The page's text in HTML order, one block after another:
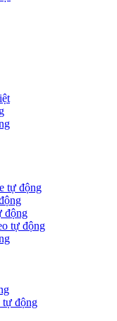
tự động
động
tự động
tự động